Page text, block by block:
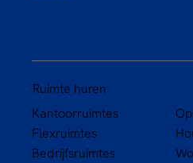
Ruimte huren
Kantoorruimtes
Flexruimtes
Bedrijfsruimtes